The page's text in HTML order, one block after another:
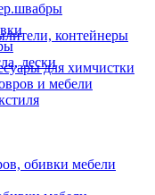
лески
контейнеры
для химчистки
и мебели
обивки мебели